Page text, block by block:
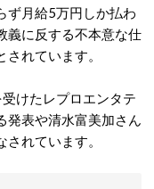
ず月給5万円しか払わ
義に反する不本意な仕
れています。
けたレプロエンタテ
発表や清水富美加さん
れています。